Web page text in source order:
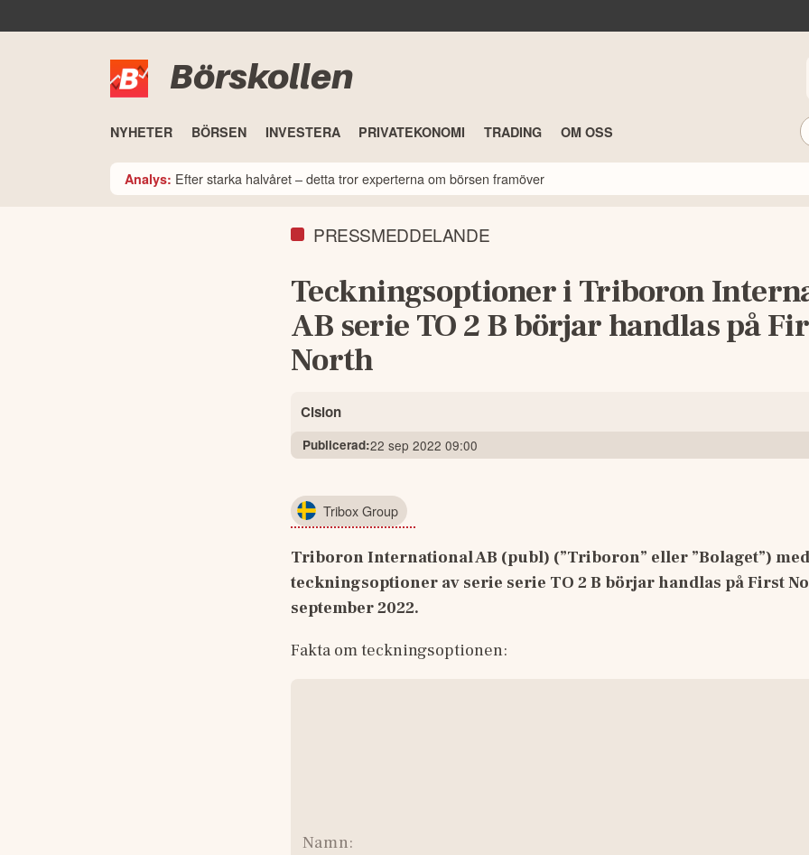
Börskollen
NYHETER BÖRSEN INVESTERA PRIVATEKONOMI TRADING OM OSS
Analys: Efter starka halvåret – detta tror experterna om börsen framöver
PRESSMEDDELANDE
Teckningsoptioner i Triboron
AB serie TO 2 B börjar handlas på
North
Cision
Publicerad:22 sep 2022 09:00
Tribox Group
Triboron International AB (publ) (”Triboron” eller ”Bolaget”)
teckningsoptioner av serie serie TO 2 B börjar handlas på First
september 2022.
Fakta om teckningsoptionen:
Namn: